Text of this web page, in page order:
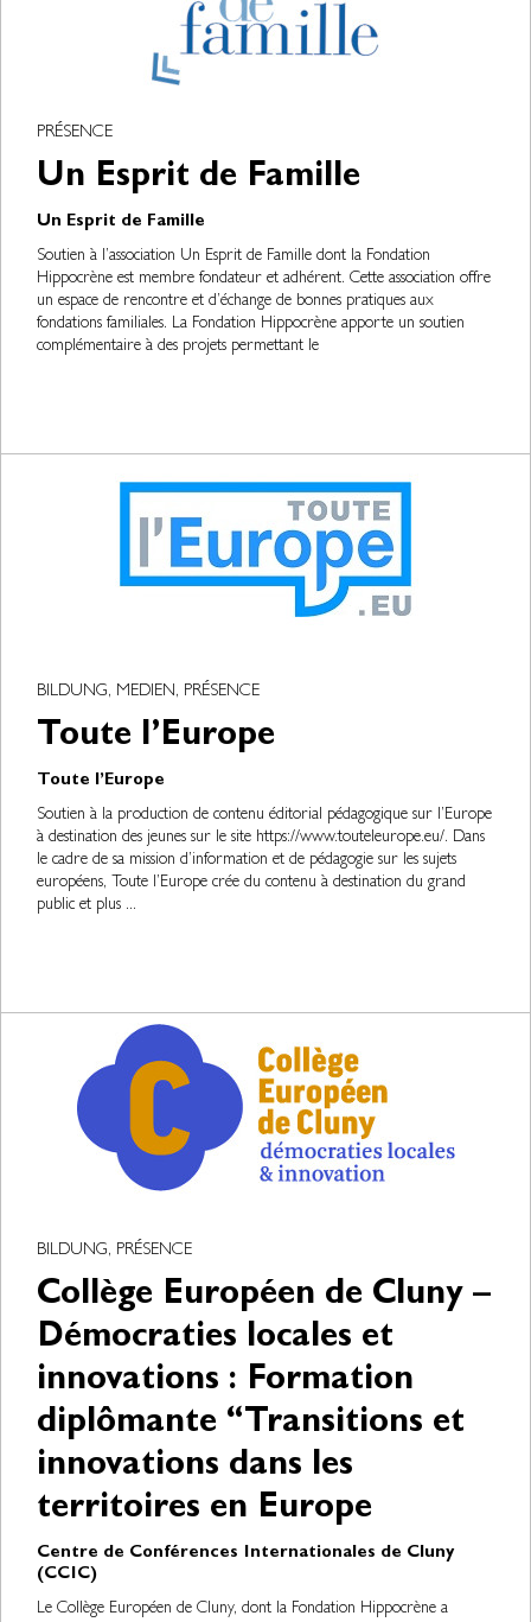
PRÉSENCE
Un Esprit de Famille
Un Esprit de Famille
Soutien à l’association Un Esprit de Famille dont la Fondation
Hippocrène est membre fondateur et adhérent. Cette association offre
un espace de rencontre et d’échange de bonnes pratiques aux
fondations familiales. La Fondation Hippocrène apporte un soutien
complémentaire à des projets permettant le
BILDUNG, MEDIEN, PRÉSENCE
Toute l’Europe
Toute l’Europe
Soutien à la production de contenu éditorial pédagogique sur l’Europe
à destination des jeunes sur le site https://www.touteleurope.eu/. Dans
le cadre de sa mission d’information et de pédagogie sur les sujets
européens, Toute l’Europe crée du contenu à destination du grand
public et plus ...
BILDUNG, PRÉSENCE
Collège Européen de Cluny –
Démocraties locales et
innovations : Formation
diplômante “Transitions et
innovations dans les
territoires en Europe
Centre de Conférences Internationales de Cluny
(CCIC)
Le Collège Européen de Cluny, dont la Fondation Hippocrène a